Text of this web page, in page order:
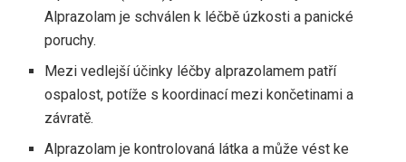
Alprazolam je schválen k léčbě úzkosti a panické
poruchy.
Mezi vedlejší účinky léčby alprazolamem patří
ospalost, potíže s koordinací mezi končetinami a
závratě.
Alprazolam je kontrolovaná látka a může vést ke